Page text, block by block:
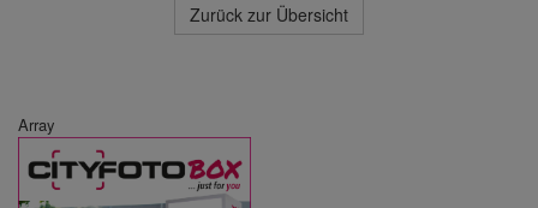
Zurück zur Übersicht
Array